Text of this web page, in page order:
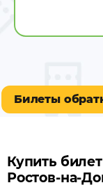
Билеты
Купить
Ростов-на-